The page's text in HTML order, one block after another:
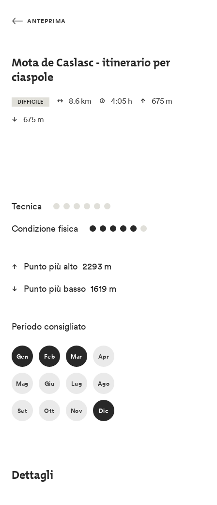
ANTEPRIMA
Mota de Caslasc - itinerario per
ciaspole
DIFFICILE 8.6 km 4:05 h
675 m
675 m
Tecnica/6
Condizione fisica5/6
Punto più alto 2293 m
Punto più basso 1619 m
Periodo consigliato
Gen Feb Mar Apr
Mag Giu Lug Ago
Set Ott Nov Dic
Dettagli